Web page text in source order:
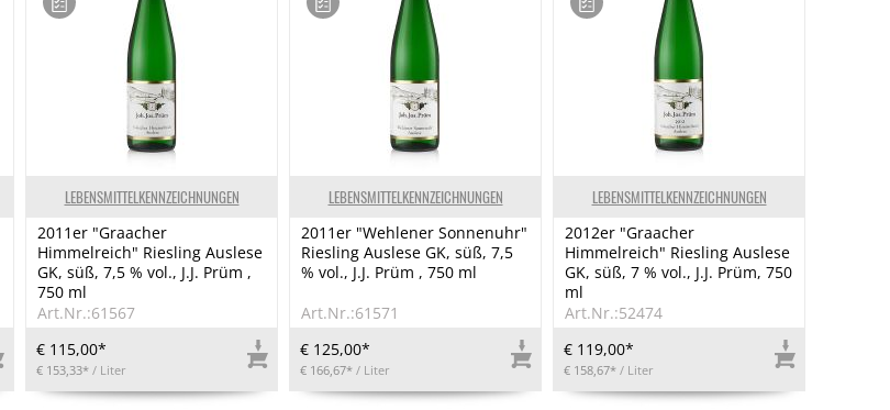
LEBENSMITTELKENNZEICHNUNGEN
2011er "Graacher
Himmelreich" Riesling Auslese
GK, süß, 7,5 % vol., J.J. Prüm ,
750 ml
Art.Nr.:61567
€ 115,00*
€ 153,33* / Liter
LEBENSMITTELKENNZEICHNUNGEN
2011er "Wehlener Sonnenuhr"
Riesling Auslese GK, süß, 7,5
% vol., J.J. Prüm , 750 ml
Art.Nr.:61571
€ 125,00*
€ 166,67* / Liter
LEBENSMITTELKENNZEICHNUNGEN
2012er "Graacher
Himmelreich" Riesling Auslese
GK, süß, 7 % vol., J.J. Prüm, 750
ml
Art.Nr.:52474
€ 119,00*
€ 158,67* / Liter